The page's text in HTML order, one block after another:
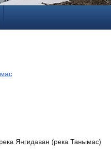
Янгидаван (река Танымас)